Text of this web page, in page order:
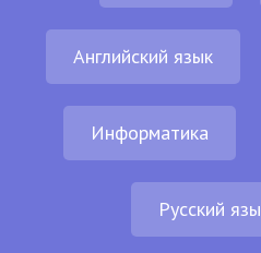
Английский язык
Информатика
Русский